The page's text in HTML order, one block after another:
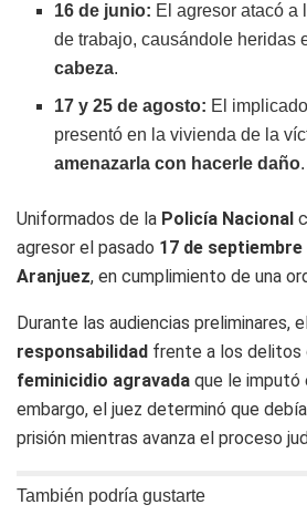
16 de junio: El agresor atacó a
de trabajo, causándole heridas
cabeza.
17 y 25 de agosto: El
presentó en la vivienda de la
amenazarla con hacerle daño.
Uniformados de la Policía Nacional
agresor el pasado 17 de septiembre
Aranjuez, en cumplimiento de una
Durante las audiencias preliminares,
responsabilidad frente a los delitos
feminicidio agravada que le imputó
embargo, el juez determinó que
prisión mientras avanza el proceso
También podría gustarte